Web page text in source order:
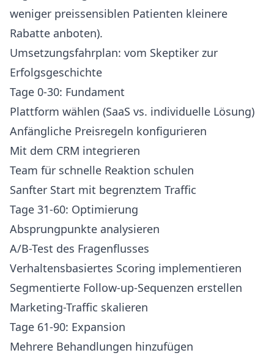
weniger preissensiblen Patienten kleinere
Rabatte anboten).
Umsetzungsfahrplan: vom Skeptiker zur
Erfolgsgeschichte
Tage 0-30: Fundament
Plattform wählen (SaaS vs. individuelle Lösung)
Anfängliche Preisregeln konfigurieren
Mit dem CRM integrieren
Team für schnelle Reaktion schulen
Sanfter Start mit begrenztem Traffic
Tage 31-60: Optimierung
Absprungpunkte analysieren
A/B-Test des Fragenflusses
Verhaltensbasiertes Scoring implementieren
Segmentierte Follow-up-Sequenzen erstellen
Marketing-Traffic skalieren
Tage 61-90: Expansion
Mehrere Behandlungen hinzufügen